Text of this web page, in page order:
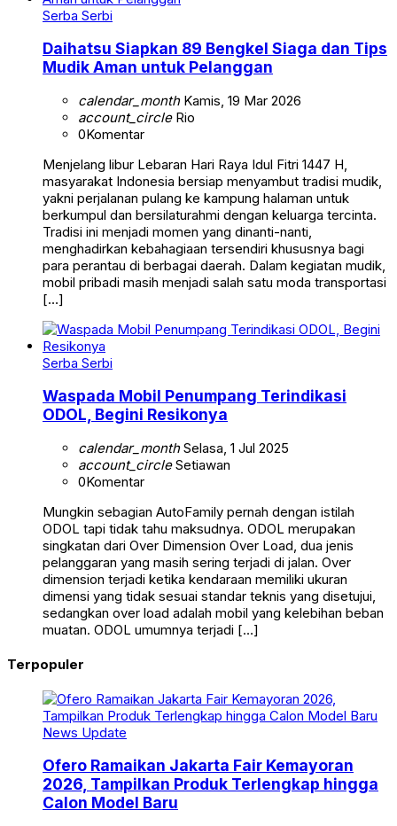
Serba Serbi
Daihatsu Siapkan 89 Bengkel Siaga dan Tips
Mudik Aman untuk Pelanggan
calendar_monthKamis, 19 Mar 2026
account_circleRio
0Komentar
Menjelang libur Lebaran Hari Raya Idul Fitri 1447 H,
masyarakat Indonesia bersiap menyambut tradisi mudik,
yakni perjalanan pulang ke kampung halaman untuk
berkumpul dan bersilaturahmi dengan keluarga tercinta.
Tradisi ini menjadi momen yang dinanti-nanti,
menghadirkan kebahagiaan tersendiri khususnya bagi
para perantau di berbagai daerah. Dalam kegiatan mudik,
mobil pribadi masih menjadi salah satu moda transportasi
[…]
Serba Serbi
Waspada Mobil Penumpang Terindikasi
ODOL, Begini Resikonya
calendar_monthSelasa, 1 Jul 2025
account_circleSetiawan
0Komentar
Mungkin sebagian AutoFamily pernah dengan istilah
ODOL tapi tidak tahu maksudnya. ODOL merupakan
singkatan dari Over Dimension Over Load, dua jenis
pelanggaran yang masih sering terjadi di jalan. Over
dimension terjadi ketika kendaraan memiliki ukuran
dimensi yang tidak sesuai standar teknis yang disetujui,
sedangkan over load adalah mobil yang kelebihan beban
muatan. ODOL umumnya terjadi […]
Terpopuler
News Update
Ofero Ramaikan Jakarta Fair Kemayoran
2026, Tampilkan Produk Terlengkap hingga
Calon Model Baru